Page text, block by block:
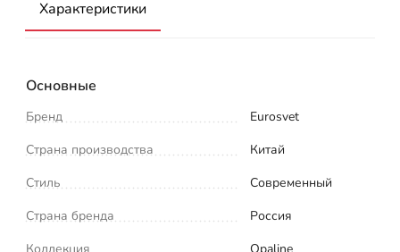
Характеристики
Основные
Бренд
Eurosvet
Страна производства
Китай
Стиль
Современный
Страна бренда
Россия